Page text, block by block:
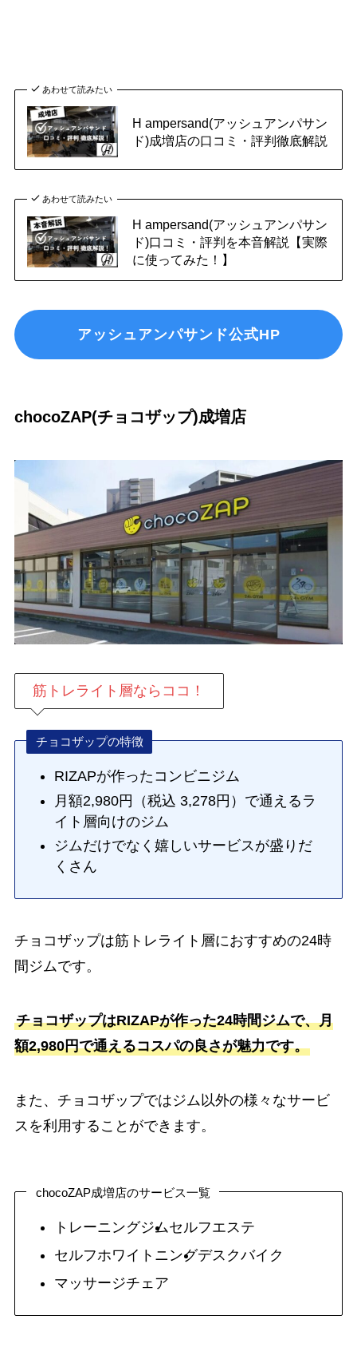
あわせて読みたい
H ampersand(アッシュアンパサン
ド)成増店の口コミ・評判徹底解説
あわせて読みたい
H ampersand(アッシュアンパサン
ド)口コミ・評判を本音解説【実際
に使ってみた！】
アッシュアンパサンド公式HP
chocoZAP(チョコザップ)成増店
筋トレライト層ならココ！
チョコザップの特徴
RIZAPが作ったコンビニジム
月額2,980円（税込 3,278円）で通えるラ
イト層向けのジム
ジムだけでなく嬉しいサービスが盛りだ
くさん
チョコザップは筋トレライト層におすすめの24時
間ジムです。
チョコザップはRIZAPが作った24時間ジムで、月
額2,980円で通えるコスパの良さが魅力です。
また、チョコザップではジム以外の様々なサービ
スを利用することができます。
chocoZAP成増店のサービス一覧
トレーニングジムセルフエステ
セルフホワイトニングデスクバイク
マッサージチェア